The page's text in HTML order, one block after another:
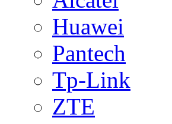
Huawei
Pantech
Tp-Link
ZTE